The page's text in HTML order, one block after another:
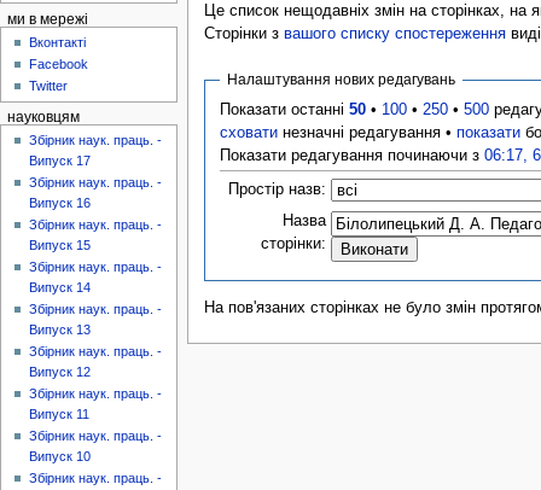
Це список нещодавніх змін на сторінках, на
Сторінки з вашого списку спостереження
Налаштування нових редагувань
Показати останні50 • 100 • 250 •500
сховати незначні редагування •показати
Показати редагування починаючи з06:17,
Простір назв:
Назва
сторінки:
На пов'язаних сторінках не було змін
ми в мережі
Вконтакті
Facebook
Twitter
науковцям
Збірник наук. праць. -
Випуск 17
Збірник наук. праць. -
Випуск 16
Збірник наук. праць. -
Випуск 15
Збірник наук. праць. -
Випуск 14
Збірник наук. праць. -
Випуск 13
Збірник наук. праць. -
Випуск 12
Збірник наук. праць. -
Випуск 11
Збірник наук. праць. -
Випуск 10
Збірник наук. праць. -